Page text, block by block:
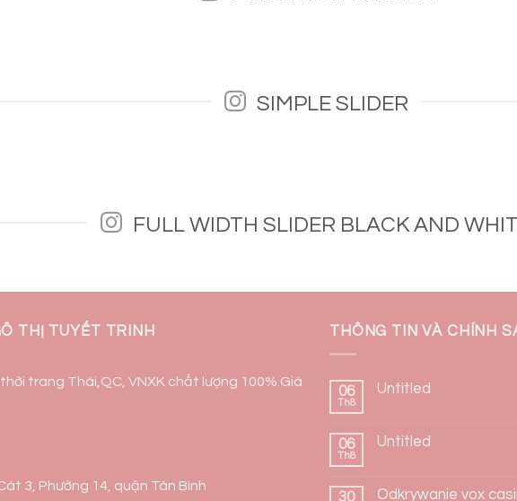
SIMPLE SLIDER
FULL WIDTH SLIDER BLACK AND
THỊ TUYẾT TRINH
trang Thái,QC, VNXK chất lượng 100%.Giá
3, Phường 14, quận Tân Bình
THÔNG TIN VÀ CHÍNH
06
Th8
Untitled
06
Th8
Untitled
30 Odkrywanie vox